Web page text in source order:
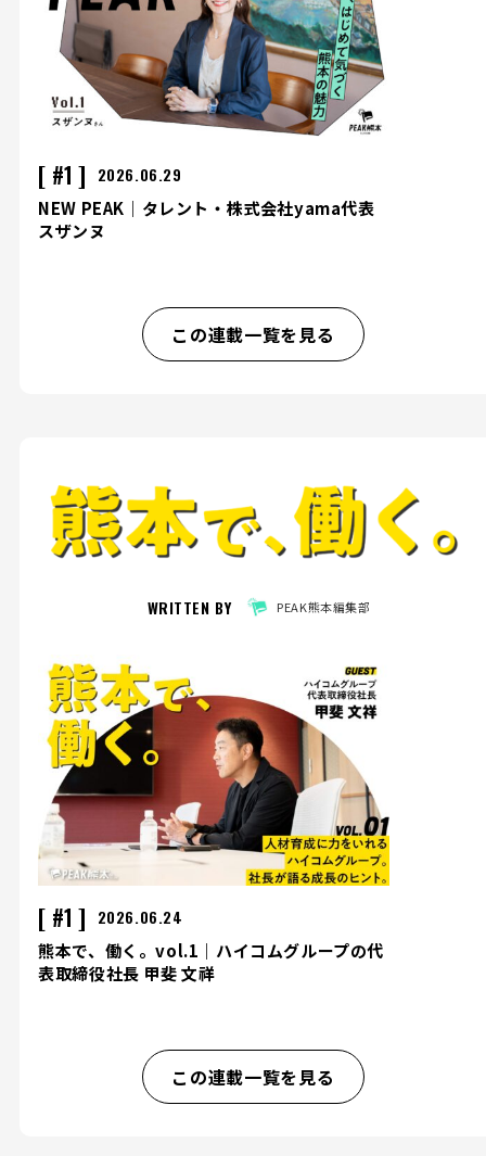
#1
2026.06.29
NEW PEAK｜タレント・株式会社yama代表
スザンヌ
この連載一覧を見る
WRITTEN BY PEAK熊本編集部
#1
2026.06.24
熊本で、働く。vol.1｜ハイコムグループの代
表取締役社長 甲斐 文祥
この連載一覧を見る